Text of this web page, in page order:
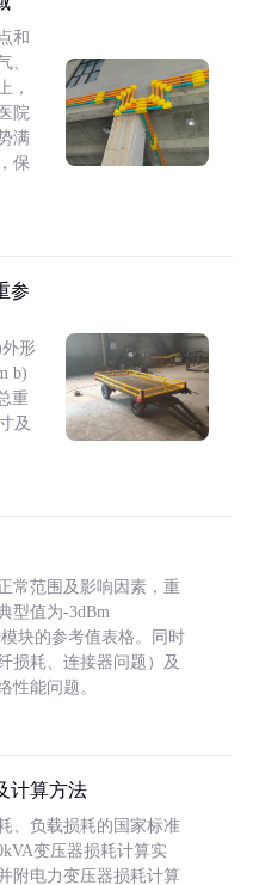
和
、
，
院
满
保
参
形
b)
重
及
常范围及影响因素，重
型值为-3dBm
块的参考值表格。同时
损耗、连接器问题）及
性能问题。
计算方法
、负载损耗的国家标准
变压器损耗计算实
附电力变压器损耗计算